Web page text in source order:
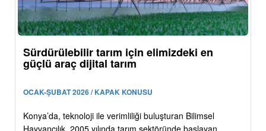
Sürdürülebilir tarım için elimizdeki en
güçlü araç dijital tarım
OCAK-ŞUBAT 2026 / KAPAK KONUSU
Konya’da, teknoloji ile verimliliği buluşturan Bilimsel
Hayvancılık, 2005 yılında tarım sektöründe başlayan